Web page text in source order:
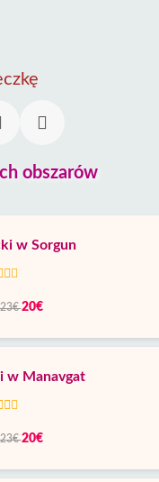
obszarów
w Sorgun
23€20€
w Manavgat
23€20€